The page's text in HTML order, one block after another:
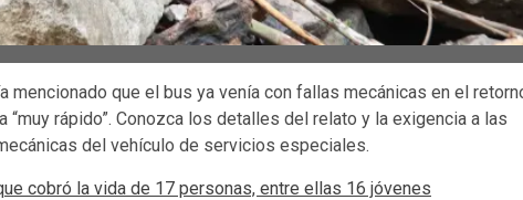
mencionado que el bus ya venía con fallas mecánicas en el
rápido”. Conozca los detalles del relato y la exigencia a las
del vehículo de servicios especiales.
cobró la vida de 17 personas, entre ellas 16 jóvenes